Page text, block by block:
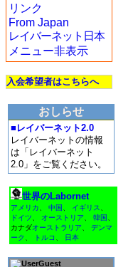
リンク
From Japan
レイバーネット日本
メニュー非表示
入会希望者はこちらへ
おしらせ
■レイバーネット2.0
レイバーネットの情報
は「レイバーネット
2.0」をご覧ください。
世界のLabornet
アメリカ 中国 イギリス
ドイツ
オーストリア 韓国
カナダオーストラリア
デンマ
ーク
トルコ 日本
Guest